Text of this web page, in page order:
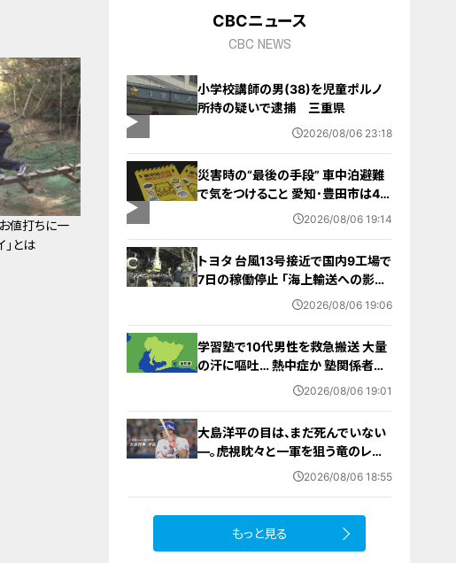
値打ちに一
とは
CBCニュース
CBC NEWS
小学校講師の男(38)を児童ポルノ
所持の疑いで逮捕 三重県
2026/08/06 23:18
災害時の“最後の手段” 車中泊避難
で気をつけること 愛知･豊田市は4年
前からマニュアル作成 最悪の場合2026/08/06 19:14
トヨタ 台風13号接近で国内9工場で
7日の稼働停止 ｢海上輸送への影響
を踏まえ判断｣ 夏季連休明けの17日
2026/08/06 19:06
学習塾で10代男性を救急搬送 大量
の汗に嘔吐… 熱中症か 塾関係者が
消防に通報 名古屋 2026/08/06 19:01
大島洋平の目は、まだ死んでいない
―。虎視眈々と一軍を狙う竜のレジ
ェンドが明かした現状とドラゴンズ
2026/08/06 18:55
もっと見る